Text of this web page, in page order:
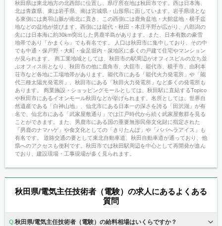
秋田県は東北地方の北西部に位置し、県庁所在地は秋田市です。西は日本海、
北は青森県、東は岩手県、南は宮城県・山形県に面しています。岩手県境とな
る東側には奥羽山脈が南北に貫き、この西側には鹿角盆地・大館盆地・横手盆
地などの盆地が並びます。西側には能代・秋田・本庄平野が広がり、八郎潟の
先には日本海に約30km突出した男鹿半島があります。また、日本有数の豪雪
地帯であり「かまくら」でも有名です。 人口は秋田市に集中しており、その中
でも中通・保戸野・大町・金足堀内・泉地区に多くの戸建て住宅やマンション
が見られます。 商工業地域としては、秋田市の駅周辺がオフィスビルの立ち並
ぶオフィス街となり、秋田市の他に鹿角市、大舘市、能代市、横手市、由利本
荘市など各地に工場地帯があります。能代市にある「能代火力発電所」や「能
代三種太陽光発電所」、秋田市にある「秋田火力発電所」など多くの発電所も
あります。 商業施設・ショッピングモールとしては、秋田駅に直結するTopico
や秋田市にあるイオンモール秋田などが挙げられます。名所としては、世界自
然遺産である「白神山地」、仙北市にある日本一の深さを誇る「田沢湖」が有
名で、仙北市にある「武家屋敷通り」では江戸時代から続く武家屋敷群を見る
ことができます。また、男鹿市にある国の重要無形民俗文化財に指定された
「男鹿のナマハゲ」や食文化としての「きりたんぽ」や「ババヘラアイス」も
有名です。 道路交通の要として東北自動車道、秋田自動車道が通っており、他
県へのアクセスも便利です。秋田市では秋田駅周辺を中心として再開発が進ん
でおり、建設現場・工事現場が多く見られます。
秋田県/電気主任技術者（電験）の求人にあるよくある
質問
秋田県/電気主任技術者（電験）の給料相場はいくらですか？